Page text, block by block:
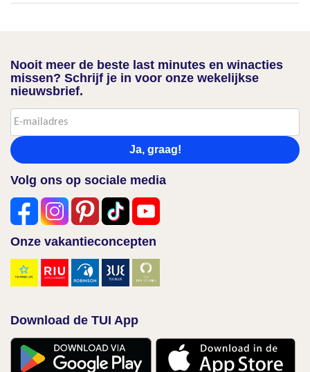
Nooit meer de beste last minutes en winacties
missen? Schrijf je in voor onze wekelijkse
nieuwsbrief.
Ja, graag!
Volg ons op sociale media
Onze vakantieconcepten
Download de TUI App